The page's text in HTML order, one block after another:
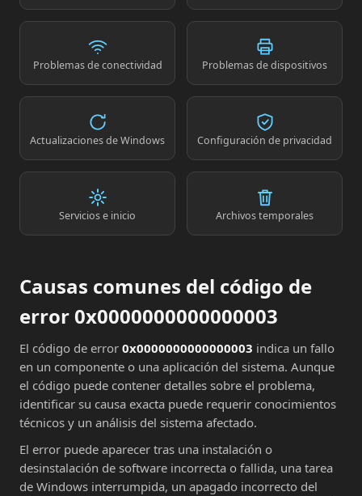
Problemas de conectividad Problemas de dispositivos
Actualizaciones de Windows Configuración de privacidad
Servicios e inicio Archivos temporales
Causas comunes del código de
error 0x0000000000000003
El código de error 0x0000000000000003 indica un fallo
en un componente o una aplicación del sistema. Aunque
el código puede contener detalles sobre el problema,
identificar su causa exacta puede requerir conocimientos
técnicos y un análisis del sistema afectado.
El error puede aparecer tras una instalación o
desinstalación de software incorrecta o fallida, una tarea
de Windows interrumpida, un apagado incorrecto del